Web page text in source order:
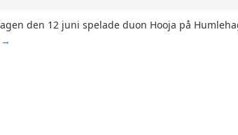
den 12 juni spelade duon Hooja på
→